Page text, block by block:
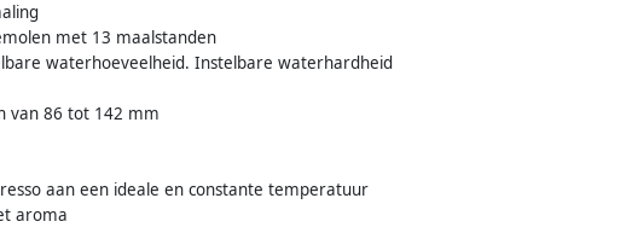
met 13 maalstanden
waterhoeveelheid. Instelbare waterhardheid
van 86 tot 142 mm
aan een ideale en constante temperatuur
aroma